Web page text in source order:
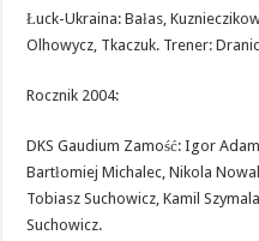
Łuck-Ukraina: Bałas,
Olhowycz, Tkaczuk. Trener:
Rocznik 2004:
DKS Gaudium Zamość: Igor
Bartłomiej Michalec, Nikola
Tobiasz Suchowicz, Kamil
Suchowicz.